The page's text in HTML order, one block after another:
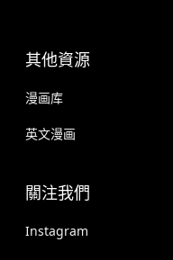
其他資源
漫画库
英文漫画
關注我們
Instagram